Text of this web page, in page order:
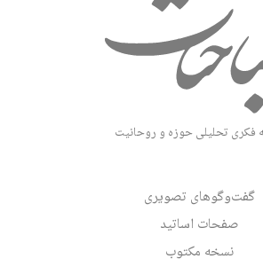
فکری تحلیلی حوزه و روحانیت
گفت‌وگوهای تصویری
صفحات اساتید
نسخه مکتوب